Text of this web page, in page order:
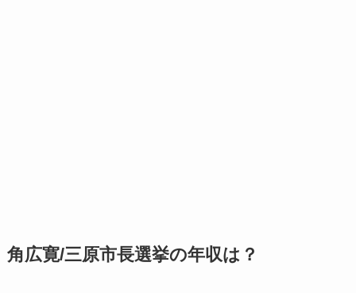
角広寛/三原市長選挙の年収は？